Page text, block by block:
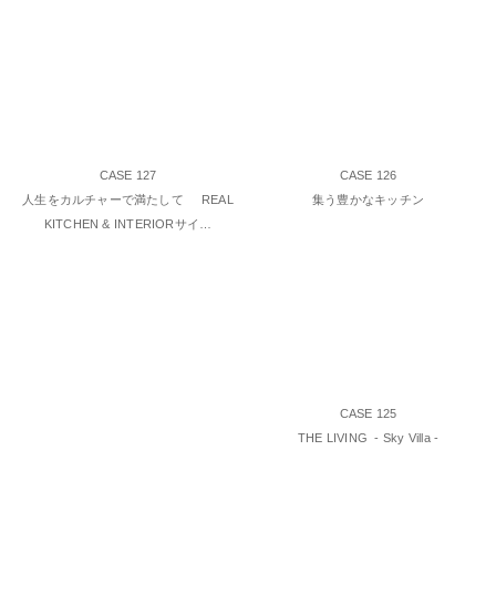
CASE 127
人生をカルチャーで満たして REAL
KITCHEN & INTERIORサイ…
CASE 126
集う豊かなキッチン
CASE 125
THE LIVING - Sky Villa -